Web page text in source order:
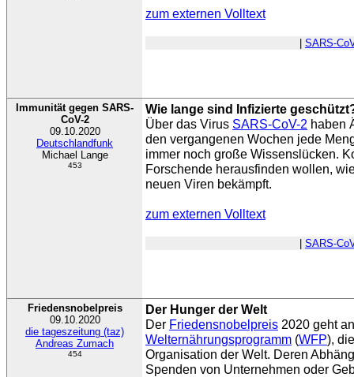
zum externen Volltext
SARS-
Immunität gegen SARS-
CoV-2
09.10.2020
Deutschlandfunk
Michael Lange
453
Wie lange sind Infizierte
Über das Virus SARS-CoV-2 haben
den vergangenen Wochen jede
immer noch große Wissenslücken.
Forschende herausfinden wollen,
neuen Viren bekämpft.
zum externen Volltext
SARS-
Friedensnobelpreis
09.10.2020
die tageszeitung (taz)
Andreas Zumach
454
Der Hunger der Welt
Der Friedensnobelpreis 2020 geht
Welternährungsprogramm (WFP),
Organisation der Welt. Deren
Spenden von Unternehmen oder